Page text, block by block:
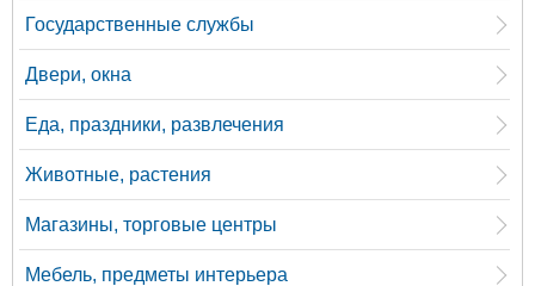
Государственные службы
Двери, окна
Еда, праздники, развлечения
Животные, растения
Магазины, торговые центры
Мебель, предметы интерьера